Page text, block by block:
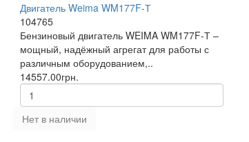
Двигатель Weima WM177F-Т
104765
Бензиновый двигатель WEIMA WM177F-Т –
мощный, надёжный агрегат для работы с
различным оборудованием,..
14557.00грн.
Нет в наличии